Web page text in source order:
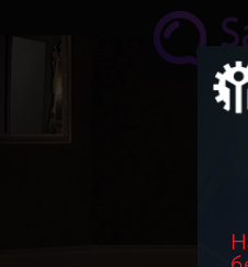
Перейти к основному содержанию